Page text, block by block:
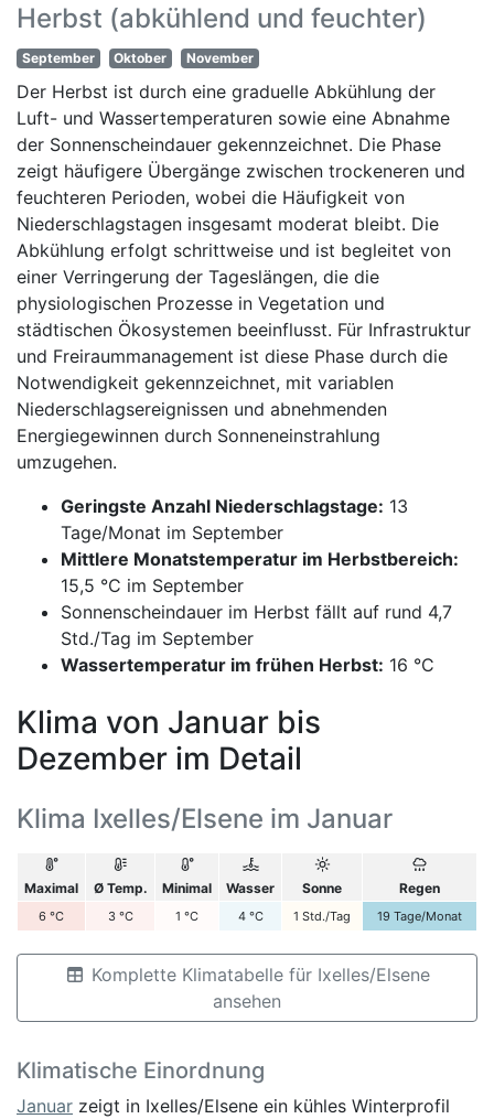
Herbst (abkühlend und feuchter)
September Oktober November
Der Herbst ist durch eine graduelle Abkühlung der
Luft- und Wassertemperaturen sowie eine Abnahme
der Sonnenscheindauer gekennzeichnet. Die Phase
zeigt häufigere Übergänge zwischen trockeneren und
feuchteren Perioden, wobei die Häufigkeit von
Niederschlagstagen insgesamt moderat bleibt. Die
Abkühlung erfolgt schrittweise und ist begleitet von
einer Verringerung der Tageslängen, die die
physiologischen Prozesse in Vegetation und
städtischen Ökosystemen beeinflusst. Für Infrastruktur
und Freiraummanagement ist diese Phase durch die
Notwendigkeit gekennzeichnet, mit variablen
Niederschlagsereignissen und abnehmenden
Energiegewinnen durch Sonneneinstrahlung
umzugehen.
Geringste Anzahl Niederschlagstage: 13
Tage/Monat im September
Mittlere Monatstemperatur im Herbstbereich:
15,5 °C im September
Sonnenscheindauer im Herbst fällt auf rund 4,7
Std./Tag im September
Wassertemperatur im frühen Herbst: 16 °C
Klima von Januar bis
Dezember im Detail
Klima Ixelles/Elsene im Januar
Maximal Ø Temp. Minimal Wasser Sonne Regen
6 °C 3 °C 1 °C 4 °C 1 Std./Tag 19 Tage/Monat
Komplette Klimatabelle für Ixelles/Elsene
ansehen
Klimatische Einordnung
Januar zeigt in Ixelles/Elsene ein kühles Winterprofil